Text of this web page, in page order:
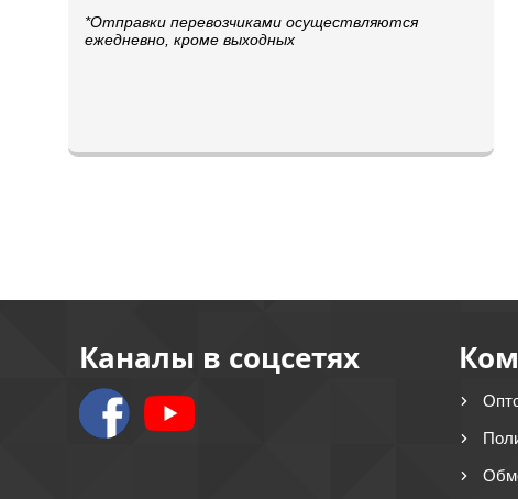
*Отправки перевозчиками осуществляются
ежедневно, кроме выходных
Каналы в соцсетях